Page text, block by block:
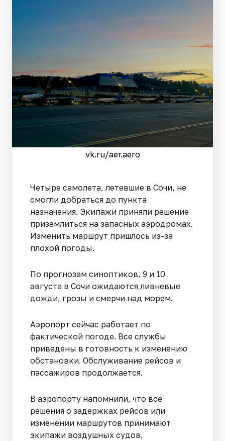
vk.ru/aer.aero
Четыре самолета, летевшие в Сочи, не
смогли добраться до пункта
назначения. Экипажи приняли решение
приземлиться на запасных аэродромах.
Изменить маршрут пришлось из-за
плохой погоды.
По прогнозам синоптиков, 9 и 10
августа в Сочи ожидаются ливневые
дожди, грозы и смерчи над морем.
Аэропорт сейчас работает по
фактической погоде. Все службы
приведены в готовность к изменению
обстановки. Обслуживание рейсов и
пассажиров продолжается.
В аэропорту напомнили, что все
решения о задержках рейсов или
изменении маршрутов принимают
экипажи воздушных судов,